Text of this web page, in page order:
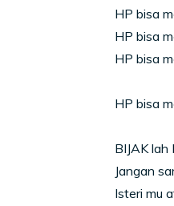
HP bisa
HP bisa
HP bisa
HP bisa
BIJAK
Jangan
Isteri mu